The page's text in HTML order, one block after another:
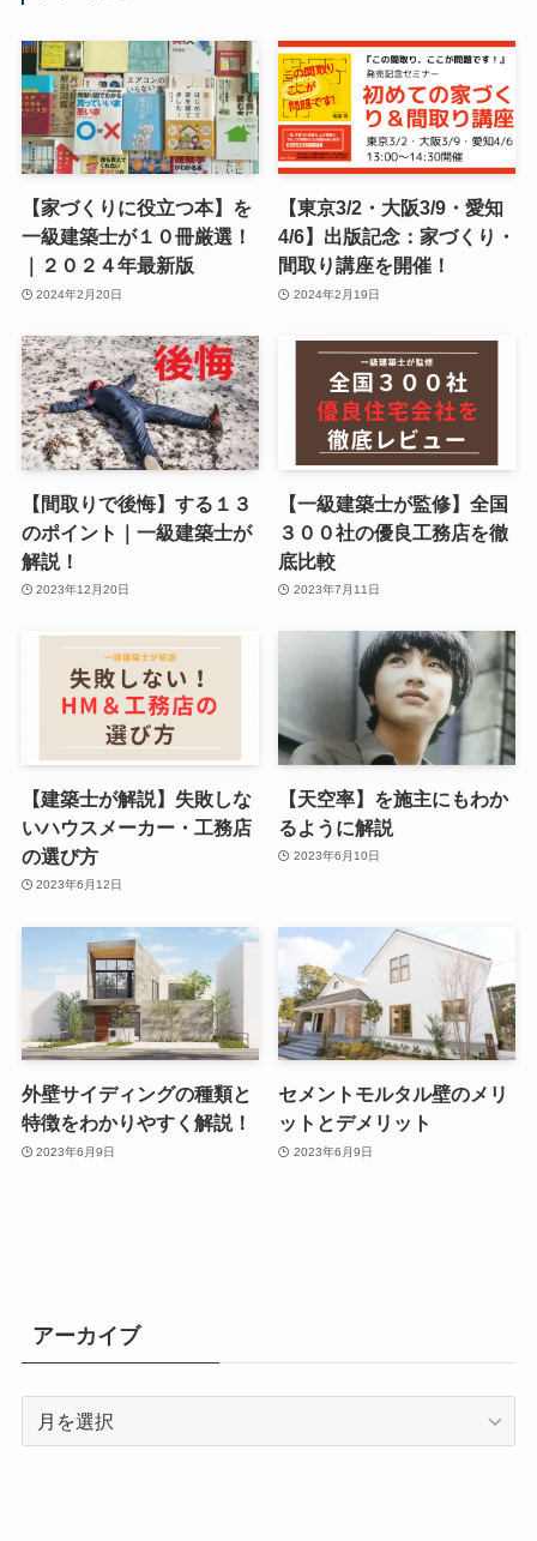
【家づくりに役立つ本】を
一級建築士が１０冊厳選！
｜２０２４年最新版
2024年2月20日
【東京3/2・大阪3/9・愛知
4/6】出版記念：家づくり・
間取り講座を開催！
2024年2月19日
【間取りで後悔】する１３
のポイント｜一級建築士が
解説！
2023年12月20日
【一級建築士が監修】全国
３００社の優良工務店を徹
底比較
2023年7月11日
【建築士が解説】失敗しな
いハウスメーカー・工務店
の選び方
2023年6月12日
【天空率】を施主にもわか
るように解説
2023年6月10日
外壁サイディングの種類と
特徴をわかりやすく解説！
2023年6月9日
セメントモルタル壁のメリ
ットとデメリット
2023年6月9日
アーカイブ